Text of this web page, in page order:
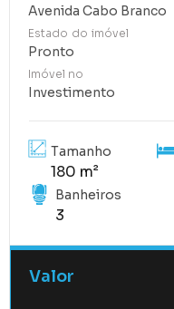
Avenida Cabo Branco
Estado do imóvel
Pronto
Imóvel no
Investimento
Tamanho
180 m²
Banheiros
3
Valor